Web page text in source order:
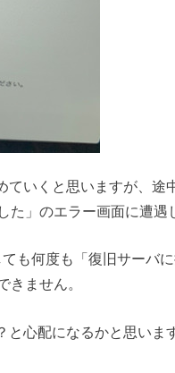
いくと思いますが、途
」のエラー画面に遭遇
も何度も「復旧サーバ
きません。
心配になるかと思いま